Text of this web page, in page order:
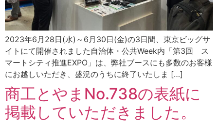
2023年6月28日(水)～6月30日(金)の3日間、東京ビッグサ
イトにて開催されました自治体・公共Week内「第3回 ス
マートシティ推進EXPO」は、弊社ブースにも多数のお客様
にお越しいただき、盛況のうちに終了いたしま […]
商工とやまNo.738の表紙に
掲載していただきました。